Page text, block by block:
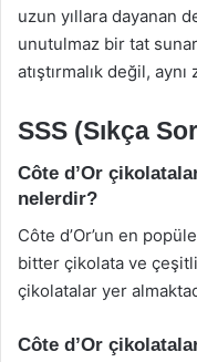
uzun yıllara dayanan
unutulmaz bir tat
atıştırmalık değil,
SSS (Sıkça
Côte d’Or
nelerdir?
Côte d’Or’un en
bitter çikolata ve
çikolatalar yer
Côte d’Or